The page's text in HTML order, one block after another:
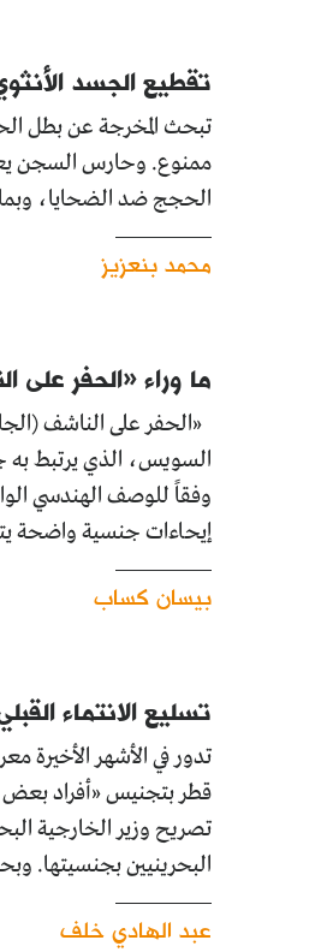
تقطيع الجسد
تبحث المخرجة عن بطل
ممنوع. وحارس السجن
الحجج ضد الضحايا، وبما
محمد بنعزيز
ما وراء «الحفر على
«الحفر على الناشف
السويس، الذي يرتبط به
وفقاً للوصف الهندسي
إيحاءات جنسية واضحة
بيسان كساب
تسليع الانتماء
تدور في الأشهر الأخيرة
قطر بتجنيس «أفراد بعض
تصريح وزير الخارجية
البحرينيين بجنسيتها.
عبد الهادي خلف